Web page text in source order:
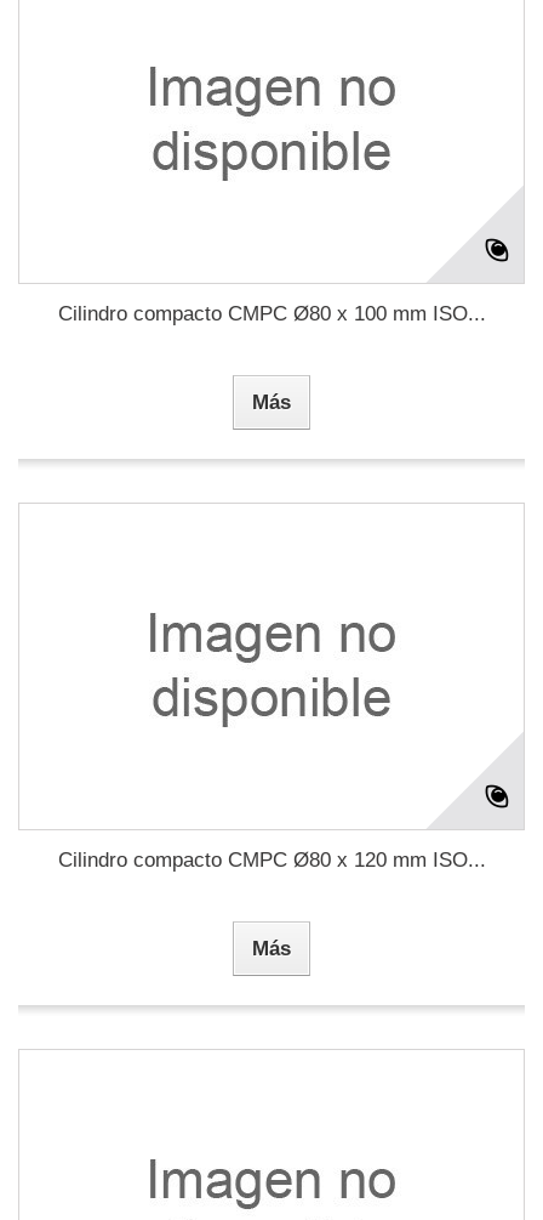
Cilindro compacto CMPC Ø80 x 100 mm ISO...
Más
Cilindro compacto CMPC Ø80 x 120 mm ISO...
Más